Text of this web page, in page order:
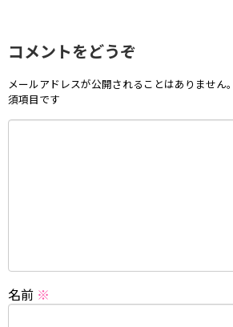
コメントをどうぞ
メールアドレスが公開されることはありません。
須項目です
名前 ※